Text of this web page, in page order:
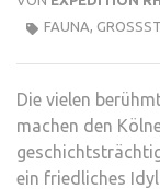
FAUNA,
Die vielen
machen den
ein friedliches